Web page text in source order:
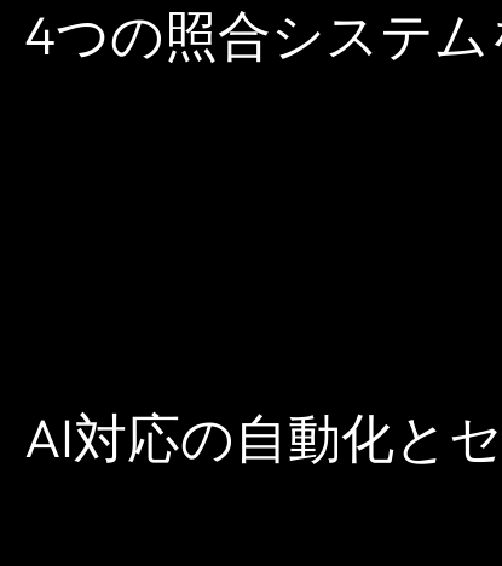
4つの照合システ
AI対応の自動化と